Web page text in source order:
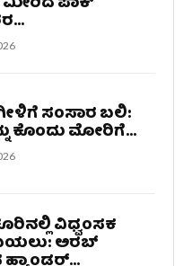
ಸಂಸಾರ ಬಲಿ:
ಕೊಂದು ಮೋರಿಗೆ...
ವಿಧ್ವಂಸಕ
ಅರಬ್